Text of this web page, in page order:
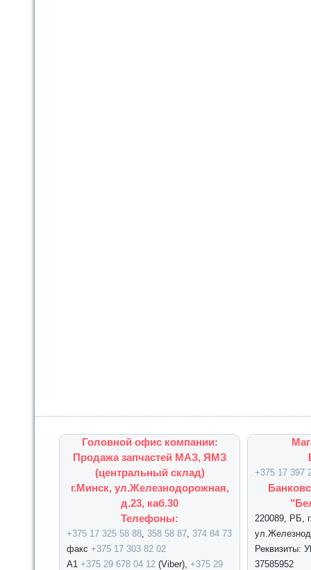
Головной офис компании:
Продажа запчастей МАЗ, ЯМЗ
(центральный склад)
г.Минск, ул.Железнодорожная,
д.23, каб.30
Телефоны:
+375 17 325 58 88, 358 58 87, 374 84 73
факс +375 17 303 82 02
А1 +375 29 678 04 12 (Viber), +375 29
+375 17 397
220089, РБ,
Реквизиты:
37585952